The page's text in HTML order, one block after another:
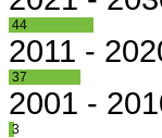
44
2011 -
37
2001 -
3